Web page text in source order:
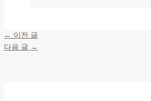
← 이전 글
다음 글 →